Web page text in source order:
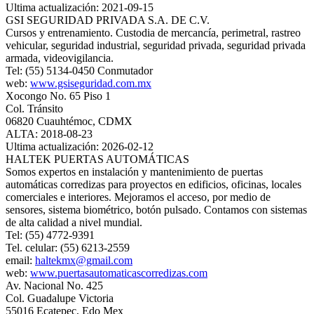
Ultima actualización: 2021-09-15
GSI SEGURIDAD PRIVADA S.A. DE C.V.
Cursos y entrenamiento. Custodia de mercancía, perimetral, rastreo
vehicular, seguridad industrial, seguridad privada, seguridad privada
armada, videovigilancia.
Tel: (55) 5134-0450 Conmutador
web: www.gsiseguridad.com.mx
Xocongo No. 65 Piso 1
Col. Tránsito
06820 Cuauhtémoc, CDMX
ALTA: 2018-08-23
Ultima actualización: 2026-02-12
HALTEK PUERTAS AUTOMÁTICAS
Somos expertos en instalación y mantenimiento de puertas
automáticas corredizas para proyectos en edificios, oficinas, locales
comerciales e interiores. Mejoramos el acceso, por medio de
sensores, sistema biométrico, botón pulsado. Contamos con sistemas
de alta calidad a nivel mundial.
Tel: (55) 4772-9391
Tel. celular: (55) 6213-2559
email: haltekmx@gmail.com
web: www.puertasautomaticascorredizas.com
Av. Nacional No. 425
Col. Guadalupe Victoria
55016 Ecatepec, Edo Mex